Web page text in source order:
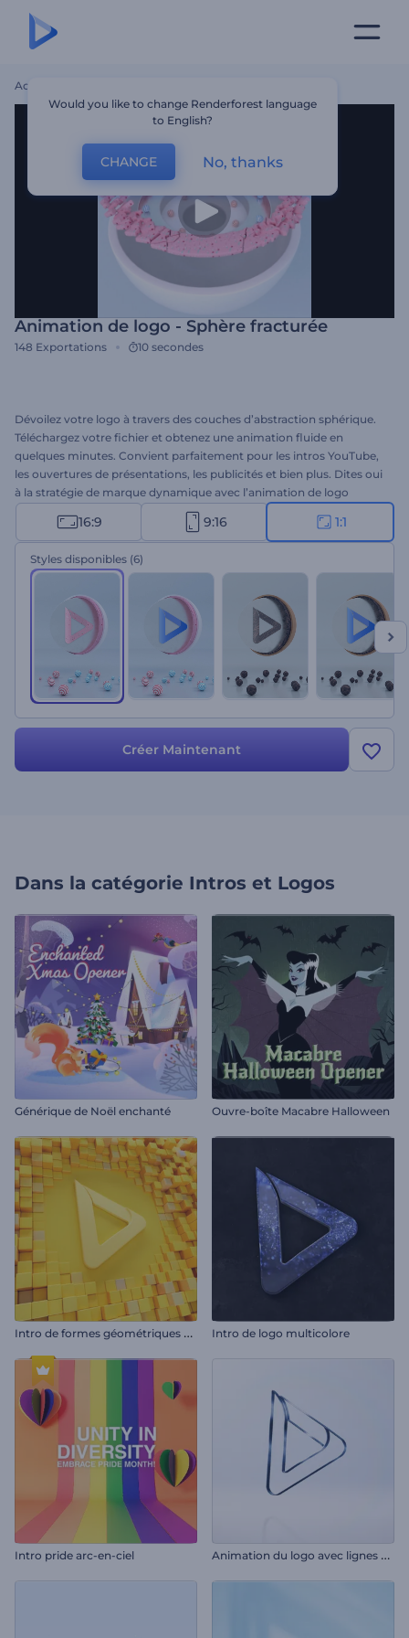
Accueil
Animation de logo - Sphère fracturée
148 Exportations 10 secondes
Dévoilez votre logo à travers des couches d’abstraction sphérique.
Téléchargez votre fichier et obtenez une animation fluide en
quelques minutes. Convient parfaitement pour les intros YouTube,
les ouvertures de présentations, les publicités et bien plus. Dites oui
à la stratégie de marque dynamique avec l’animation de logo
"Sphère fracturée". Essayez dès aujourd’hui !
16:9 9:16 1:1
Styles disponibles (6)
Créer Maintenant
Dans la catégorie Intros et Logos
Générique de Noël enchanté Ouvre-boîte Macabre Halloween
I
ntro de formes géométriques épurées Intro de logo multicolore
Intro pride arc-en-ciel A
nimation du logo avec lignes claires
Would you like to change Renderforest language
to English?
CHANGE No, thanks